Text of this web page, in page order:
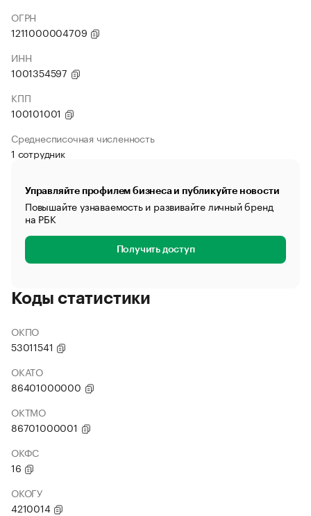
ОГРН
1211000004709
ИНН
1001354597
КПП
100101001
Среднесписочная численность
1 сотрудник
Управляйте профилем бизнеса и публикуйте новости
Повышайте узнаваемость и развивайте личный бренд
на РБК
Получить доступ
Коды статистики
ОКПО
53011541
ОКАТО
86401000000
ОКТМО
86701000001
ОКФС
16
ОКОГУ
4210014